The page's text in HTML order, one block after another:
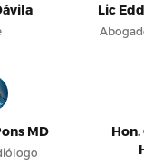
Lic
MD
Hon.